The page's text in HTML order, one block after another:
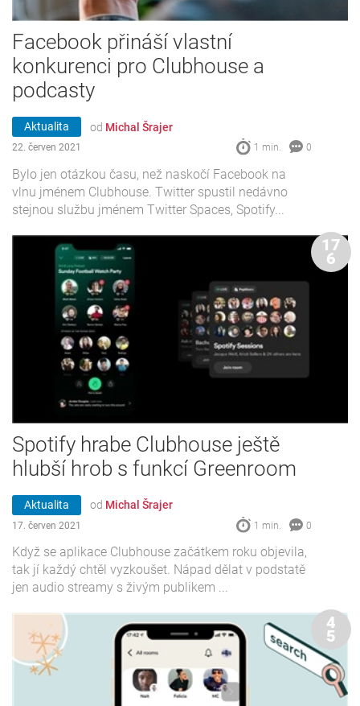
Facebook přináší vlastní
konkurenci pro Clubhouse a
podcasty
Aktualita od Michal Šrajer
22. červen 2021 1 min. 0
Bylo jen otázkou času, než naskočí Facebook na
vlnu jménem Clubhouse. Twitter spustil nedávno
stejnou službu jménem Twitter Spaces, Spotify...
Spotify hrabe Clubhouse ještě
hlubší hrob s funkcí Greenroom
Aktualita od Michal Šrajer
17. červen 2021 1 min. 0
Když se aplikace Clubhouse začátkem roku objevila,
tak jí každý chtěl vyzkoušet. Nápad dělat v podstatě
jen audio streamy s živým publikem ...
17
6
4
5